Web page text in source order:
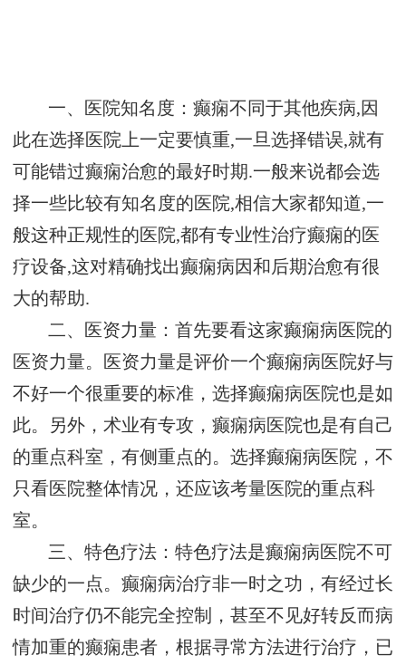
一、医院知名度：癫痫不同于其他疾病,因
此在选择医院上一定要慎重,一旦选择错误,就有
可能错过癫痫治愈的最好时期.一般来说都会选
择一些比较有知名度的医院,相信大家都知道,一
般这种正规性的医院,都有专业性治疗癫痫的医
疗设备,这对精确找出癫痫病因和后期治愈有很
大的帮助.
二、医资力量：首先要看这家癫痫病医院的
医资力量。医资力量是评价一个癫痫病医院好与
不好一个很重要的标准，选择癫痫病医院也是如
此。另外，术业有专攻，癫痫病医院也是有自己
的重点科室，有侧重点的。选择癫痫病医院，不
只看医院整体情况，还应该考量医院的重点科
室。
三、特色疗法：特色疗法是癫痫病医院不可
缺少的一点。癫痫病治疗非一时之功，有经过长
时间治疗仍不能完全控制，甚至不见好转反而病
情加重的癫痫患者，根据寻常方法进行治疗，已